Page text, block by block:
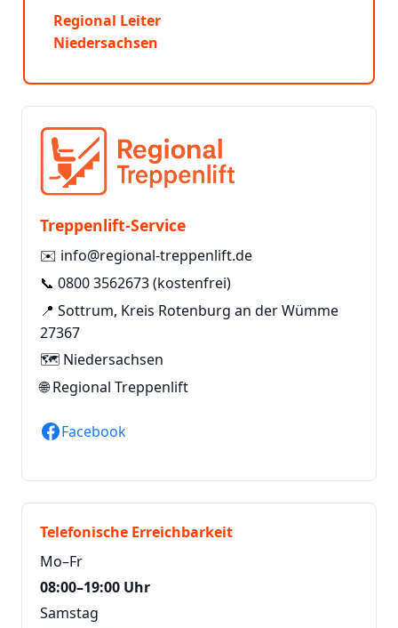
Regional Leiter
Niedersachsen
Treppenlift-Service
✉️ info@regional-treppenlift.de
📞 0800 3562673(kostenfrei)
📍 Sottrum, Kreis Rotenburg an der Wümme
27367
🗺️ Niedersachsen
🌐Regional Treppenlift
Facebook
Telefonische Erreichbarkeit
Mo–Fr
08:00–19:00 Uhr
Samstag